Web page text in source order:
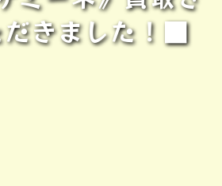
だきました！■